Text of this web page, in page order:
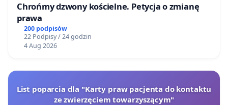
Chrońmy dzwony kościelne. Petycja o zmianę
prawa
200 podpisów
22 Podpisy / 24 godzin
4 Aug 2026
List poparcia dla "Karty praw pacjenta do kontaktu
ze zwierzęciem towarzyszącym"